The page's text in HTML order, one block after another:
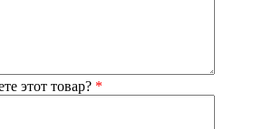
этот товар? *